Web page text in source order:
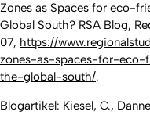
Zones as Spaces for eco-
Global South? RSA Blog,
07, https://
zones-as-spaces-for-eco-
the-global-south/.
Blogartikel: Kiesel, C.,